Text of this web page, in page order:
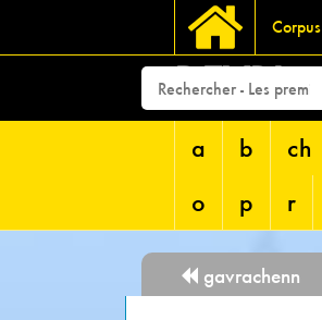
Corpus
DEVRI
a b ch
o
p r
gavrachenn